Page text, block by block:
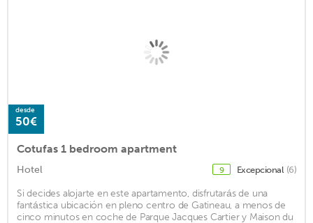
desde
50€
Cotufas 1 bedroom apartment
Hotel 9 Excepcional (6)
Si decides alojarte en este apartamento, disfrutarás de una
fantástica ubicación en pleno centro de Gatineau, a menos de
cinco minutos en coche de Parque Jacques Cartier y Maison du